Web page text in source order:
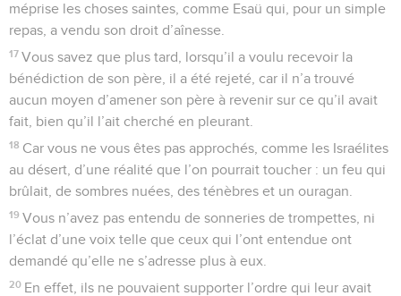
méprise les choses saintes, comme Esaü qui, pour un simple
repas, a vendu son droit d’aînesse.
17 Vous savez que plus tard, lorsqu’il a voulu recevoir la
bénédiction de son père, il a été rejeté, car il n’a trouvé
aucun moyen d’amener son père à revenir sur ce qu’il avait
fait, bien qu’il l’ait cherché en pleurant.
18 Car vous ne vous êtes pas approchés, comme les Israélites
au désert, d’une réalité que l’on pourrait toucher : un feu qui
brûlait, de sombres nuées, des ténèbres et un ouragan.
19 Vous n’avez pas entendu de sonneries de trompettes, ni
l’éclat d’une voix telle que ceux qui l’ont entendue ont
demandé qu’elle ne s’adresse plus à eux.
20 En effet, ils ne pouvaient supporter l’ordre qui leur avait